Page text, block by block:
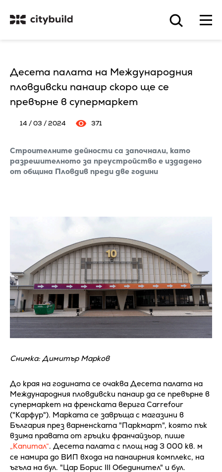
Десета палата на Международния
пловдивски панаир скоро ще се
превърне в супермаркет
14 / 03 / 2024 371
Строителните дейности са започнали, като
разрешителното за преустройство е издадено
от община Пловдив преди две години
Снимка: Димитър Марков
До края на годината се очаква Десета палата на
Международния пловдивски панаир да се превърне в
супермаркет на френската верига Carrefour
("Карфур"). Марката се завръща с магазини в
България през варненската "Паркмарт", която пък
взима правата от гръцки франчайзьор, пише
„Капитал“. Десета палата с площ над 3 000 кв. м
се намира до ВИП входа на панаирния комплекс, на
ъгъла на бул. "Цар Борис III Обединител" и бул.